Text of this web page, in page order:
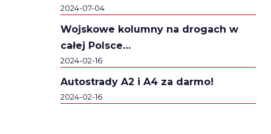
2024-07-04
Wojskowe kolumny na drogach w
całej Polsce…
2024-02-16
Autostrady A2 i A4 za darmo!
2024-02-16